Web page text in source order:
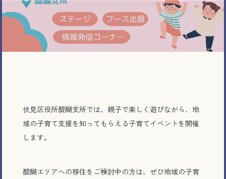
伏見区役所醍醐支所では、親子で楽しく遊びながら、地
域の子育て支援を知ってもらえる子育てイベントを開催
します。
醍醐エリアへの移住をご検討中の方は、ぜひ地域の子育